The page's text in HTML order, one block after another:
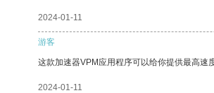
2024-01-11
游客
这款加速器VPM应用程序可以给你提供最高速
2024-01-11